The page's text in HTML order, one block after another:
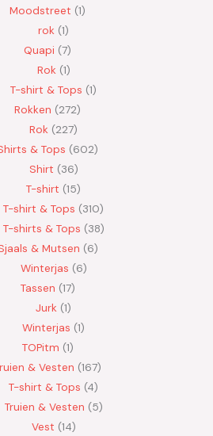
Moodstreet 1
rok 1
Quapi 7
Rok 1
T-shirt & Tops 1
Rokken 272
Rok 227
& Tops 602
Shirt 36
T-shirt 15
T-shirt & Tops 310
T-shirts & Tops 38
& Mutsen 6
Winterjas 6
Tassen 17
Jurk 1
Winterjas 1
TOPitm 1
& Vesten 167
T-shirt & Tops 4
Truien & Vesten 5
Vest 14